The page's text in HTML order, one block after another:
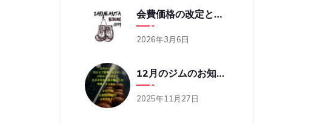
会費価格の改定と営業時間の変更のお知らせ
2026年3月6日
12月のジムのお知らせ
2025年11月27日